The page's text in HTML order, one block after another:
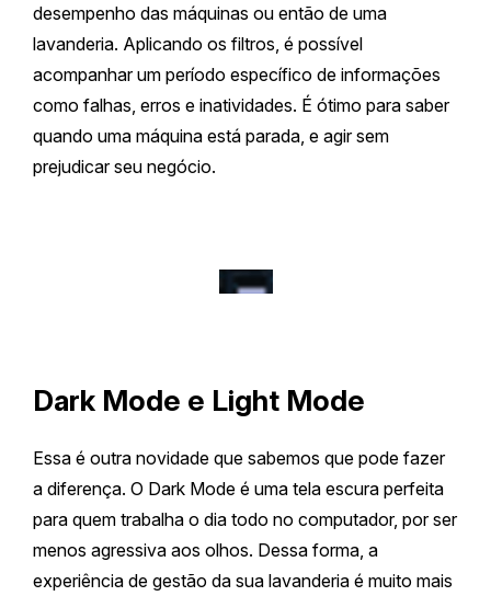
desempenho das máquinas ou então de uma
lavanderia. Aplicando os filtros, é possível
acompanhar um período específico de informações
como falhas, erros e inatividades. É ótimo para saber
quando uma máquina está parada, e agir sem
prejudicar seu negócio.
Dark Mode e Light Mode
Essa é outra novidade que sabemos que pode fazer
a diferença. O Dark Mode é uma tela escura perfeita
para quem trabalha o dia todo no computador, por ser
menos agressiva aos olhos. Dessa forma, a
experiência de gestão da sua lavanderia é muito mais